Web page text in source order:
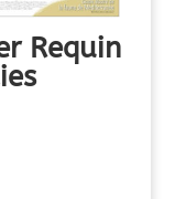
Requin